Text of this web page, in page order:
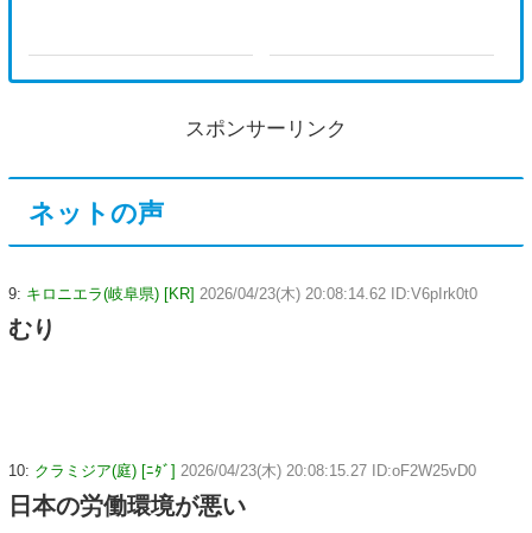
スポンサーリンク
ネットの声
9: キロニエラ(岐阜県) [KR] 2026/04/23(木) 20:08:14.62 ID:V6pIrk0t0
むり
10: クラミジア(庭) [ﾆﾀﾞ] 2026/04/23(木) 20:08:15.27 ID:oF2W25vD0
日本の労働環境が悪い